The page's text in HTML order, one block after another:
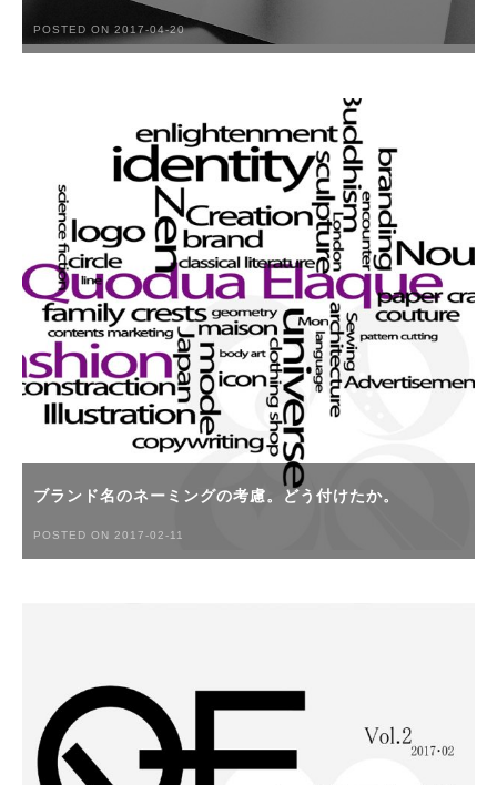
POSTED ON 2017-04-20
ブランド名のネーミングの考慮。どう付けたか。
POSTED ON 2017-02-11